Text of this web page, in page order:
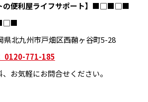
の便利屋ライフサポート】 ■□■□■
北九州市戸畑区西鞘ヶ谷町5-28
0120-771-185
お気軽にお問合せください。